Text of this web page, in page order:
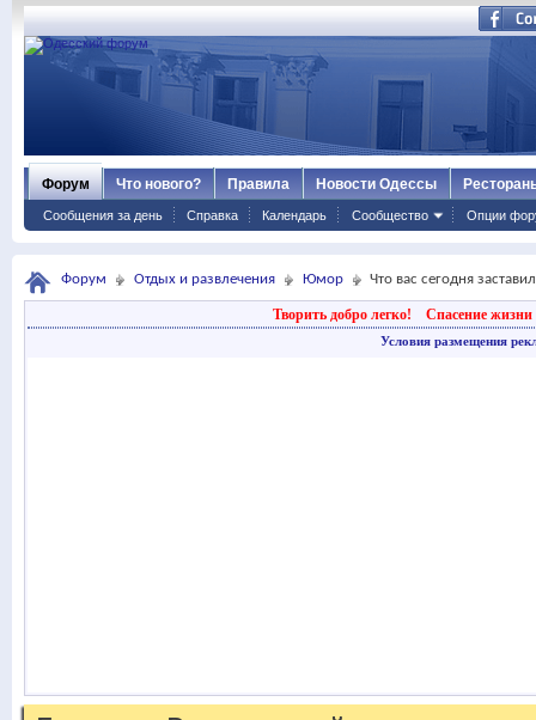
Форум
Сообщения за день Справка Календарь Сообщество Опции
Что нового? Правила Новости Одессы
Форум Отдых и развлечения Юмор Что вас сегодня
Творить добро легко! Спасение жизни
Условия размещения